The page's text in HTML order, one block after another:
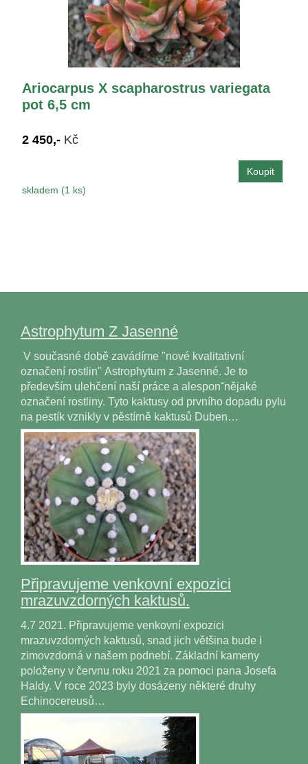
Ariocarpus X scapharostrus variegata
pot 6,5 cm
2 450,- Kč
skladem (1 ks)
Astrophytum Z Jasenné
V současné době zavádíme "nové kvalitativní
označení rostlin" Astrophytum z Jasenné. Je to
především ulehčení naší práce a alesponˇnějaké
označení rostliny. Tyto kaktusy od prvního dopadu pylu
na pestík vznikly v pěstírně kaktusů Duben…
Připravujeme venkovní expozici
mrazuvzdorných kaktusů.
4.7 2021. Připravujeme venkovní expozici
mrazuvzdorných kaktusů, snad jich většina bude i
zimovzdorná v našem podnebí. Základní kameny
položeny v červnu roku 2021 za pomoci pana Josefa
Haldy. V roce 2023 byly dosázeny některé druhy
Echinocereusů…